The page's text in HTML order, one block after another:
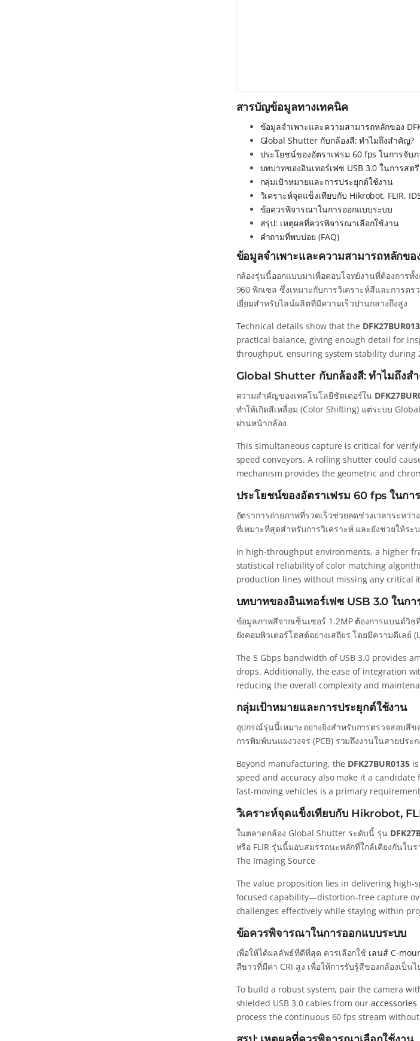
สารบัญข้อมูลทางเทคนิค
ข้อมูลจำเพาะและความสามารถหลักของ
Global Shutter กับกล้องสี: ทำไมถึงสำคัญ?
ประโยชน์ของอัตราเฟรม 60 fps ในการจับ
บทบาทของอินเทอร์เฟซ USB 3.0 ในการสต
กลุ่มเป้าหมายและการประยุกต์ใช้งาน
วิเคราะห์จุดแข็งเทียบกับ Hikrobot, FLIR,
ข้อควรพิจารณาในการออกแบบระบบ
สรุป: เหตุผลที่ควรพิจารณาเลือกใช้งาน
คำถามที่พบบ่อย (FAQ)
ข้อมูลจำเพาะและความสามารถหลักขอ
กล้องรุ่นนี้ออกแบบมาเพื่อตอบโจทย์งานที่ต้องการ
960 พิกเซล ซึ่งเหมาะกับการวิเคราะห์สีและการต
เยี่ยมสำหรับไลน์ผลิตที่มีความเร็วปานกลางถึงสูง
Technical details show that the
practical balance, giving enough detail for
throughput, ensuring system stability during
Global Shutter กับกล้องสี: ทำไมถึงส
ความสำคัญของเทคโนโลยีชัตเตอร์ใน
ทำให้เกิดสีเหลื่อม (Color Shifting) แต่ระบบ
ผ่านหน้ากล้อง
This simultaneous capture is critical for
speed conveyors. A rolling shutter could
mechanism provides the geometric and
ประโยชน์ของอัตราเฟรม 60 fps ในกา
อัตราการถ่ายภาพที่รวดเร็วช่วยลดช่วงเวลาระหว่
ที่เหมาะที่สุดสำหรับการวิเคราะห์ และยังช่วยให้ร
In high-throughput environments, a higher
statistical reliability of color matching
production lines without missing any critical
บทบาทของอินเทอร์เฟซ USB 3.0 ในก
ข้อมูลภาพสีจากเซ็นเซอร์ 1.2MP ต้องการแบนด์วิธ
ยังคอมพิวเตอร์โฮสต์อย่างเสถียร โดยมีความดีเล
The 5 Gbps bandwidth of USB 3.0 provides
drops. Additionally, the ease of integration
reducing the overall complexity and
กลุ่มเป้าหมายและการประยุกต์ใช้งาน
อุปกรณ์รุ่นนี้เหมาะอย่างยิ่งสำหรับการตรวจสอบสี
การพิมพ์บนแผงวงจร (PCB) รวมถึงงานในสายปร
Beyond manufacturing, the DFK27BUR0135is
speed and accuracy also make it a
fast-moving vehicles is a primary
วิเคราะห์จุดแข็งเทียบกับ Hikrobot,
ในตลาดกล้อง Global Shutter ระดับนี้ รุ่น
หรือ FLIR รุ่นนี้มอบสมรรถนะหลักที่ใกล้เคียงกันใน
The Imaging Source
The value proposition lies in delivering
focused capability—distortion-free capture
challenges effectively while staying within
ข้อควรพิจารณาในการออกแบบระบบ
เพื่อให้ได้ผลลัพธ์ที่ดีที่สุด ควรเลือกใช้ เลนส์ C-
สีขาวที่มีค่า CRI สูง เพื่อให้การรับรู้สีของกล้องเป็
To build a robust system, pair the camera
shielded USB 3.0 cables from ouraccessories
process the continuous 60 fps stream